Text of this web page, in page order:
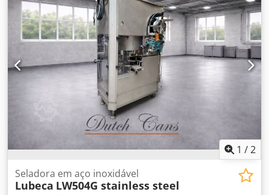
1 /2
Seladora em aço inoxidável
Lubeca LW504G stainless steel